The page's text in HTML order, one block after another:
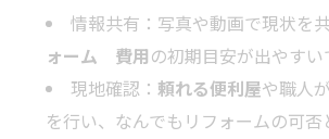
情報共有：写真や動画で現状を共
ォーム 費用の初期目安が出やすい
現地確認：頼れる便利屋や職人
を行い、なんでもリフォームの可否